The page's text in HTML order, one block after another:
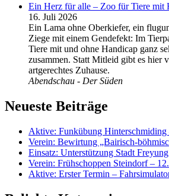
Ein Herz für alle – Zoo für Tiere mit
16. Juli 2026
Ein Lama ohne Oberkiefer, ein
Ziege mit einem Gendefekt: Im
Tiere mit und ohne Handicap ganz
zusammen. Statt Mitleid gibt es hier
artgerechtes Zuhause.
Abendschau - Der Süden
Neueste Beiträge
Aktive: Funkübung Hinterschmiding
Verein: Bewirtung „Bairisch-
Einsatz: Unterstützung Stadt
Verein: Frühschoppen Steindorf –
Aktive: Erster Termin –